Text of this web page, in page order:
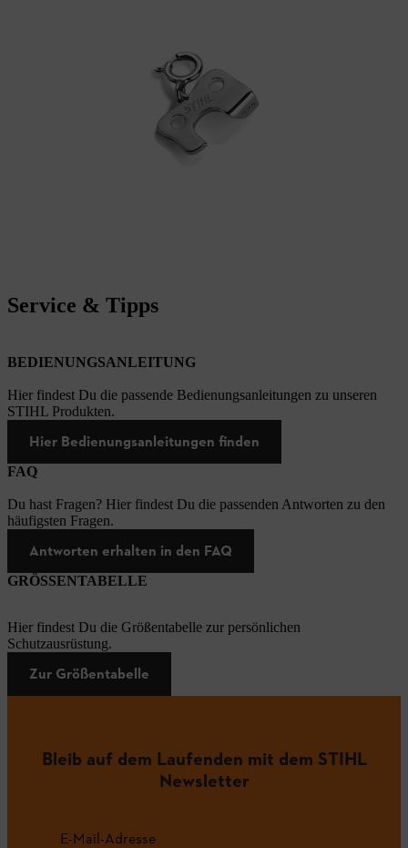
Service & Tipps
BEDIENUNGSANLEITUNG
Hier findest Du die passende Bedienungsanleitungen zu unseren
STIHL Produkten.
Hier Bedienungsanleitungen finden
FAQ
Du hast Fragen? Hier findest Du die passenden Antworten zu den
häufigsten Fragen.
Antworten erhalten in den FAQ
GRÖSSENTABELLE
Hier findest Du die Größentabelle zur persönlichen
Schutzausrüstung.
Zur Größentabelle
Bleib auf dem Laufenden mit dem STIHL
Newsletter
E-Mail-Adresse